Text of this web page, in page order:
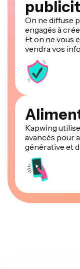
On ne diffuse
engagés à
Et on ne vous
vendra vos
Kapwing
avancés pour
générative et